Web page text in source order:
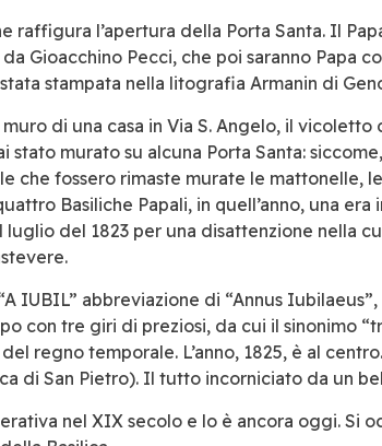
raffigura l’apertura della Porta Santa. Il
Gioacchino Pecci, che poi saranno Papa
stampata nella litografia Armanin di
di una casa in Via S. Angelo, il vicoletto
stato murato su alcuna Porta Santa:
che fossero rimaste murate le mattonelle,
Basiliche Papali, in quell’anno, una era
del 1823 per una disattenzione nella
IUBIL” abbreviazione di “Annus
con tre giri di preziosi, da cui il sinonimo
regno temporale. L’anno, 1825, è al centro.
di San Pietro). Il tutto incorniciato da un
nel XIX secolo e lo è ancora oggi. Si